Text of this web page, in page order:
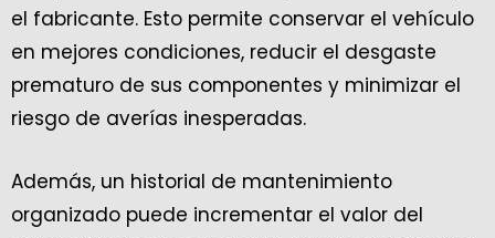
el fabricante. Esto permite conservar el vehículo
en mejores condiciones, reducir el desgaste
prematuro de sus componentes y minimizar el
riesgo de averías inesperadas.
Además, un historial de mantenimiento
organizado puede incrementar el valor del